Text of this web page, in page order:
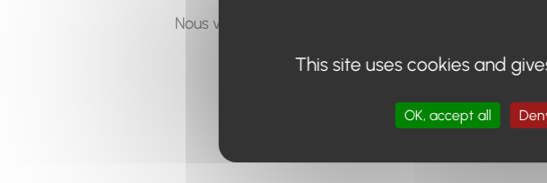
Nous vous invitons à utiliser le moteur de recherche
This site uses cookies and
OK, accept all